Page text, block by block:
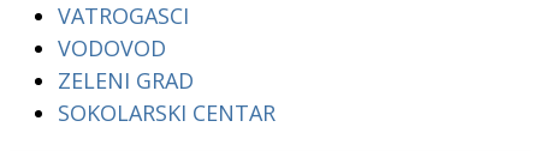
VATROGASCI
VODOVOD
ZELENI GRAD
SOKOLARSKI CENTAR